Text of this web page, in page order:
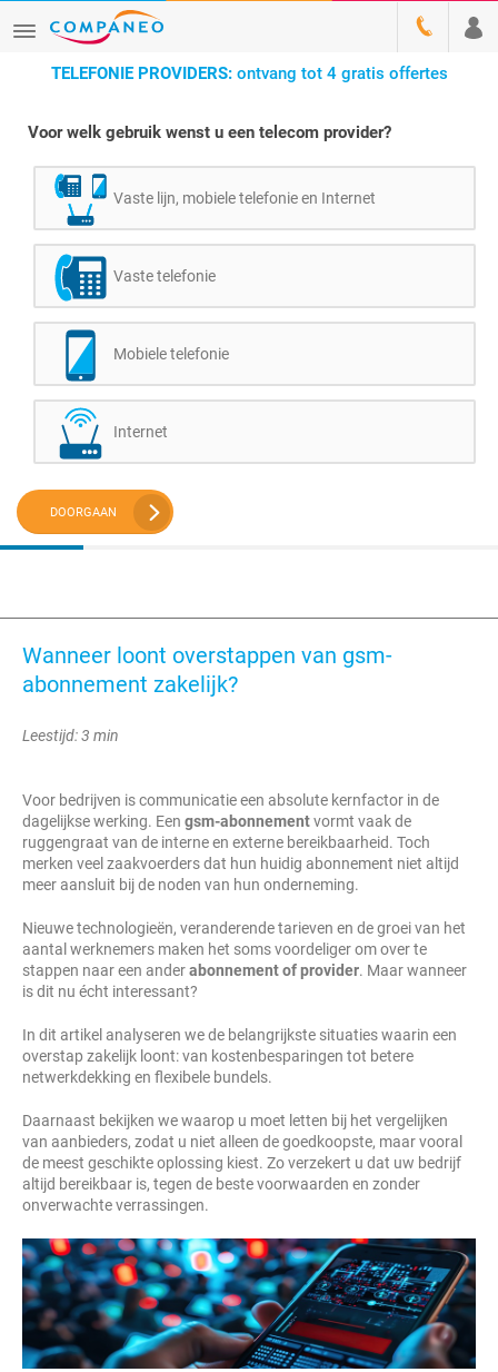
TELEFONIE PROVIDERS:ontvang tot 4 gratis offertes
Voor welk gebruik wenst u een telecom provider?
Vaste lijn, mobiele telefonie en Internet
Vaste telefonie
Mobiele telefonie
Internet
DOORGAAN
Wanneer loont overstappen van gsm-
abonnement zakelijk?
Leestijd: 3 min
Voor bedrijven is communicatie een absolute kernfactor in de
dagelijkse werking. Een gsm-abonnementvormt vaak de
ruggengraat van de interne en externe bereikbaarheid. Toch
merken veel zaakvoerders dat hun huidig abonnement niet altijd
meer aansluit bij de noden van hun onderneming.
Nieuwe technologieën, veranderende tarieven en de groei van het
aantal werknemers maken het soms voordeliger om over te
stappen naar een anderabonnement of provider. Maar wanneer
is dit nu écht interessant?
In dit artikel analyseren we de belangrijkste situaties waarin een
overstap zakelijk loont: van kostenbesparingen tot betere
netwerkdekking en flexibele bundels.
Daarnaast bekijken we waarop u moet letten bij het vergelijken
van aanbieders, zodat u niet alleen de goedkoopste, maar vooral
de meest geschikte oplossing kiest. Zo verzekert u dat uw bedrijf
altijd bereikbaar is, tegen de beste voorwaarden en zonder
onverwachte verrassingen.